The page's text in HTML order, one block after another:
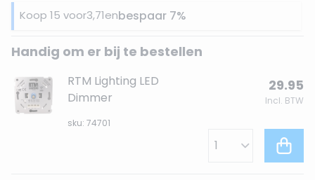
Koop 15 voor3,71enbespaar 7%
Handig om er bij te bestellen
RTM Lighting LED
Dimmer
sku: 74701
29.95
Incl. BTW